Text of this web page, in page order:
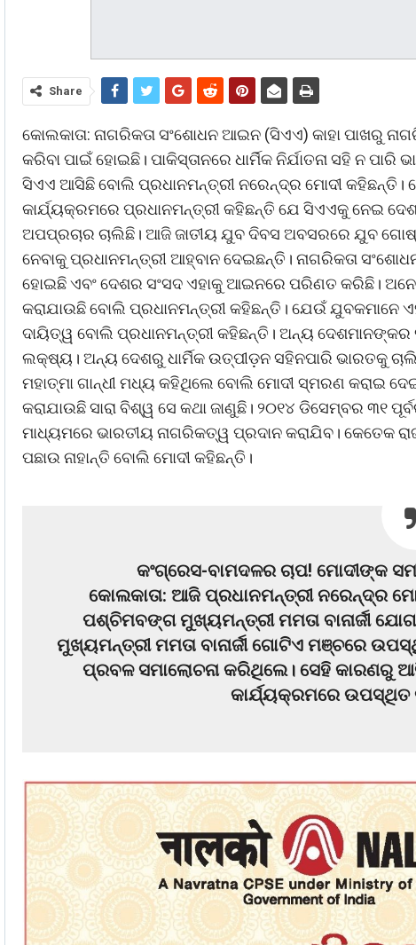
Share
କୋଲକାତା: ନାଗରିକତା ସଂଶୋଧନ ଆଇନ (ସିଏଏ) କାହା ପାଖରୁ
କରିବା ପାଇଁ ହୋଇଛି। ପାକିସ୍ତାନରେ ଧାର୍ମିକ ନିର୍ଯାତନା ସହି ନ
ସିଏଏ ଆସିଛି ବୋଲି ପ୍ରଧାନମନ୍ତ୍ରୀ ନରେନ୍ଦ୍ର ମୋଦୀ
କାର୍ଯ୍ୟକ୍ରମରେ ପ୍ରଧାନମନ୍ତ୍ରୀ କହିଛନ୍ତି ଯେ ସିଏଏକୁ ନେଇ
ଅପପ୍ରଚାର ଚାଲିଛି। ଆଜି ଜାତୀୟ ଯୁବ ଦିବସ ଅବସରରେ ଯୁବ
ନେବାକୁ ପ୍ରଧାନମନ୍ତ୍ରୀ ଆହ୍ବାନ ଦେଇଛନ୍ତି। ନାଗରିକତା
ହୋଇଛି ଏବଂ ଦେଶର ସଂସଦ ଏହାକୁ ଆଇନରେ ପରିଣତ କରିଛି।
କରାଯାଉଛି ବୋଲି ପ୍ରଧାନମନ୍ତ୍ରୀ କହିଛନ୍ତି। ଯେଉଁ ଯୁବକମାନେ
ଦାୟିତ୍ୱ ବୋଲି ପ୍ରଧାନମନ୍ତ୍ରୀ କହିଛନ୍ତି। ଅନ୍ୟ
ଲକ୍ଷ୍ୟ। ଅନ୍ୟ ଦେଶରୁ ଧାର୍ମିକ ଉତ୍ପୀଡ଼ନ ସହିନପାରି ଭାରତକୁ
ମହାତ୍ମା ଗାନ୍ଧୀ ମଧ୍ୟ କହିଥିଲେ ବୋଲି ମୋଦୀ ସ୍ମରଣ କରାଇ
କରାଯାଉଛି ସାରା ବିଶ୍ୱ ସେ କଥା ଜାଣୁଛି। ୨୦୧୪ ଡିସେମ୍ବର ୩୧
ମାଧ୍ୟମରେ ଭାରତୀୟ ନାଗରିକତ୍ୱ ପ୍ରଦାନ କରାଯିବ। କେତେକ
ପଛାଉ ନାହାନ୍ତି ବୋଲି ମୋଦୀ କହିଛନ୍ତି।
କଂଗ୍ରେସ-ବାମଦଳର ଚାପ! ମୋଦୀଙ୍କ
କୋଲକାତା: ଆଜି ପ୍ରଧାନମନ୍ତ୍ରୀ ନରେନ୍ଦ୍ର
ପଶ୍ଚିମବଙ୍ଗ ମୁଖ୍ୟମନ୍ତ୍ରୀ ମମତା ବାନାର୍ଜୀ
ମୁଖ୍ୟମନ୍ତ୍ରୀ ମମତା ବାନାର୍ଜୀ ଗୋଟିଏ ମଞ୍ଚରେ
ପ୍ରବଳ ସମାଲୋଚନା କରିଥିଲେ। ସେହି କାରଣରୁ
କାର୍ଯ୍ୟକ୍ରମରେ ଉପସ୍ଥିତ